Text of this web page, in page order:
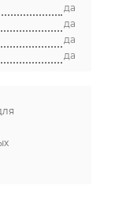
да
да
да
да